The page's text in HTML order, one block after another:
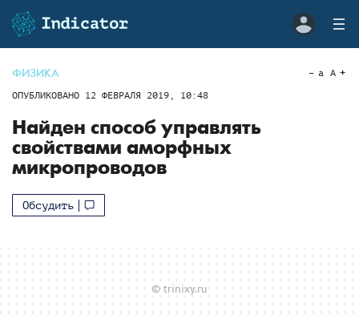
ФИЗИКА
ОПУБЛИКОВАНО 12 ФЕВРАЛЯ 2019, 10:48
a A
Найден способ управлять
свойствами аморфных
микропроводов
Обсудить
© trinixy.ru